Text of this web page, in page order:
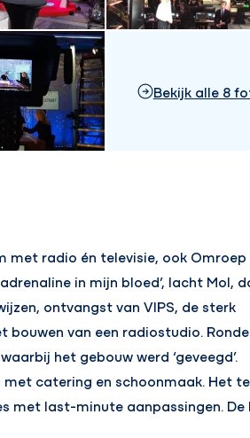
Bekijk alle 8
met radio én televisie, ook Omroep
in mijn bloed’, lacht Mol,
ontvangst van VIPS, de sterk
van een radiostudio.
het gebouw werd ‘geveegd’.
catering en schoonmaak. Het
met last-minute aanpassingen. De